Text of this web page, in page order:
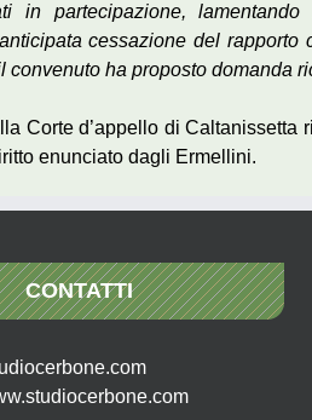
in partecipazione,
cessazione del
convenuto ha proposto domanda
Corte d’appello di
enunciato dagli Ermellini.
CONTATTI